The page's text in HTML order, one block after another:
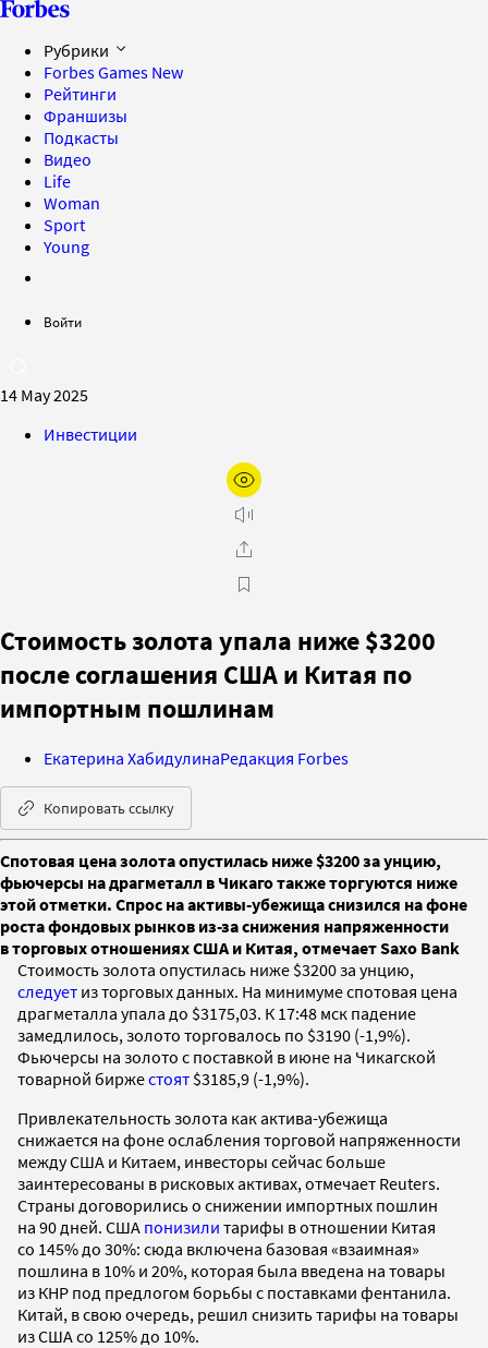
Рубрики
Forbes Games New
Рейтинги
Франшизы
Подкасты
Видео
Life
Woman
Sport
Young
Войти
14 May 2025
Инвестиции
Стоимость золота упала ниже $3200
после соглашения США и Китая по
импортным пошлинам
Екатерина ХабидулинаРедакция Forbes
Копировать ссылку
Спотовая цена золота опустилась ниже $3200 за унцию,
фьючерсы на драгметалл в Чикаго также торгуются ниже
этой отметки. Спрос на активы-убежища снизился на фоне
роста фондовых рынков из-за снижения напряженности
в торговых отношениях США и Китая, отмечает Saxo Bank
Стоимость золота опустилась ниже $3200 за унцию,
следует из торговых данных. На минимуме спотовая цена
драгметалла упала до $3175,03. К 17:48 мск падение
замедлилось, золото торговалось по $3190 (-1,9%).
Фьючерсы на золото с поставкой в июне на Чикагской
товарной биржестоят $3185,9 (-1,9%).
Привлекательность золота как актива-убежища
снижается на фоне ослабления торговой напряженности
между США и Китаем, инвесторы сейчас больше
заинтересованы в рисковых активах, отмечает Reuters.
Страны договорились о снижении импортных пошлин
на 90 дней. США понизили тарифы в отношении Китая
со 145% до 30%: сюда включена базовая «взаимная»
пошлина в 10% и 20%, которая была введена на товары
из КНР под предлогом борьбы с поставками фентанила.
Китай, в свою очередь, решил снизить тарифы на товары
из США со 125% до 10%.